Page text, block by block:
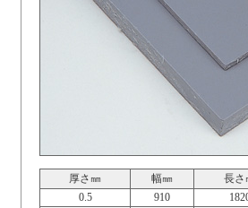
厚さ㎜ 幅㎜
長さ
0.5
910